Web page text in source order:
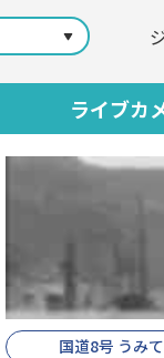
ライブカ
国道8号 うみ